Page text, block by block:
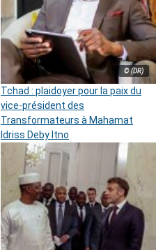
© (DR)
Tchad : plaidoyer pour la paix du
vice-président des
Transformateurs à Mahamat
Idriss Deby Itno